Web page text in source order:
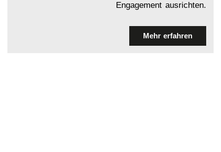
Engagement ausrichten.
Mehr erfahren